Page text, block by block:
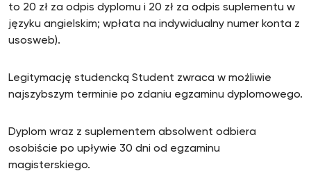
to 20 zł za odpis dyplomu i 20 zł za odpis suplementu w
języku angielskim; wpłata na indywidualny numer konta z
usosweb).
Legitymację studencką Student zwraca w możliwie
najszybszym terminie po zdaniu egzaminu dyplomowego.
Dyplom wraz z suplementem absolwent odbiera
osobiście po upływie 30 dni od egzaminu
magisterskiego.